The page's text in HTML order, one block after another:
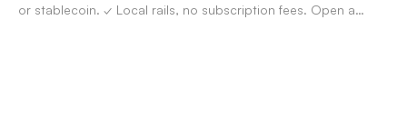
or stablecoin. ✓ Local rails, no subscription fees. Open a